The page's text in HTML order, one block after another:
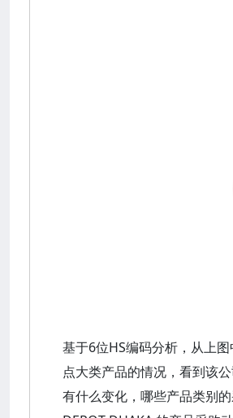
基于6位HS编码分析，从上图
点大类产品的情况，看到该
有什么变化，哪些产品类别